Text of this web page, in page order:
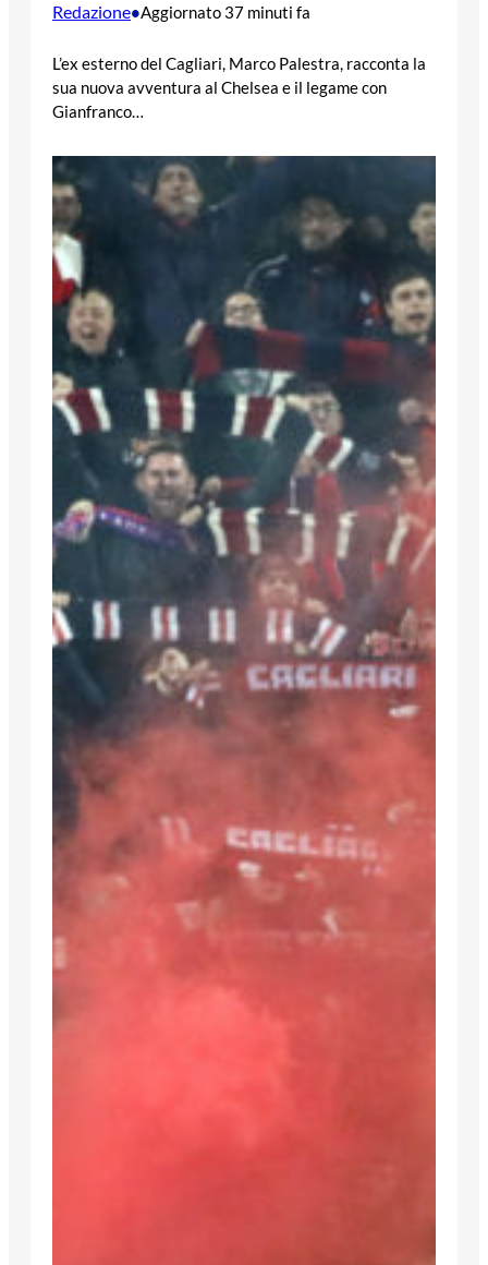
Redazione•Aggiornato 37 minuti fa
L’ex esterno del Cagliari, Marco Palestra, racconta la
sua nuova avventura al Chelsea e il legame con
Gianfranco…